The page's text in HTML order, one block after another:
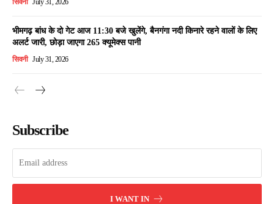
सिवनी July 31, 2026
भीमगढ़ बांध के दो गेट आज 11:30 बजे खुलेंगे, बैनगंगा नदी किनारे रहने वालों के लिए
अलर्ट जारी, छोड़ा जाएगा 265 क्यूमेक्स पानी
सिवनी July 31, 2026
Subscribe
I WANT IN